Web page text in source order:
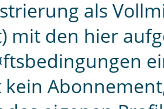
als
mit den hier
kein